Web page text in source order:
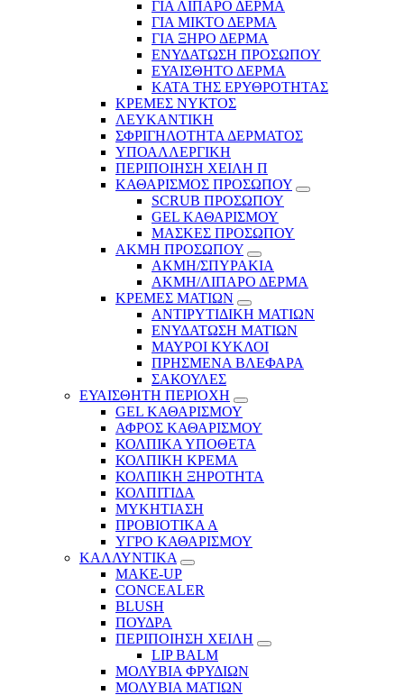
ΓΙΑ ΛΙΠΑΡΟ ΔΕΡΜΑ
ΓΙΑ ΜΙΚΤΟ ΔΕΡΜΑ
ΓΙΑ ΞΗΡΟ ΔΕΡΜΑ
ΕΝΥΔΑΤΩΣΗ ΠΡΟΣΩΠΟΥ
ΕΥΑΙΣΘΗΤΟ ΔΕΡΜΑ
ΚΑΤΑ ΤΗΣ ΕΡΥΘΡΟΤΗΤΑΣ
ΚΡΕΜΕΣ ΝΥΚΤΟΣ
ΛΕΥΚΑΝΤΙΚΗ
ΣΦΡΙΓΗΛΟΤΗΤΑ ΔΕΡΜΑΤΟΣ
ΥΠΟΑΛΛΕΡΓΙΚΗ
ΠΕΡΙΠΟΙΗΣΗ ΧΕΙΛΗ Π
ΚΑΘΑΡΙΣΜΟΣ ΠΡΟΣΩΠΟΥ
SCRUB ΠΡΟΣΩΠΟΥ
GEL ΚΑΘΑΡΙΣΜΟΥ
ΜΑΣΚΕΣ ΠΡΟΣΩΠΟΥ
ΑΚΜΗ ΠΡΟΣΩΠΟΥ
ΑΚΜΗ/ΣΠΥΡΑΚΙΑ
ΑΚΜΗ/ΛΙΠΑΡΟ ΔΕΡΜΑ
ΚΡΕΜΕΣ ΜΑΤΙΩΝ
ΑΝΤΙΡΥΤΙΔΙΚΗ ΜΑΤΙΩΝ
ΕΝΥΔΑΤΩΣΗ ΜΑΤΙΩΝ
ΜΑΥΡΟΙ ΚΥΚΛΟΙ
ΠΡΗΣΜΕΝΑ ΒΛΕΦΑΡΑ
ΣΑΚΟΥΛΕΣ
ΕΥΑΙΣΘΗΤΗ ΠΕΡΙΟΧΗ
GEL ΚΑΘΑΡΙΣΜΟΥ
ΑΦΡΟΣ ΚΑΘΑΡΙΣΜΟΥ
ΚΟΛΠΙΚΑ ΥΠΟΘΕΤΑ
ΚΟΛΠΙΚΗ ΚΡΕΜΑ
ΚΟΛΠΙΚΗ ΞΗΡΟΤΗΤΑ
ΚΟΛΠΙΤΙΔΑ
ΜΥΚΗΤΙΑΣΗ
ΠΡΟΒΙΟΤΙΚΑ Α
ΥΓΡΟ ΚΑΘΑΡΙΣΜΟΥ
ΚΑΛΛΥΝΤΙΚΑ
MAKE-UP
CONCEALER
BLUSH
ΠΟΥΔΡΑ
ΠΕΡΙΠΟΙΗΣΗ ΧΕΙΛΗ
LIP BALM
ΜΟΛΥΒΙΑ ΦΡΥΔΙΩΝ
ΜΟΛΥΒΙΑ ΜΑΤΙΩΝ